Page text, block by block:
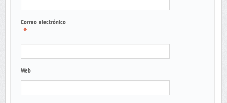
Correo electrónico
*
Web